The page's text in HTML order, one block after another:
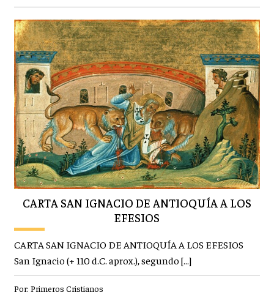
CARTA SAN IGNACIO DE ANTIOQUÍA A LOS
EFESIOS
CARTA SAN IGNACIO DE ANTIOQUÍA A LOS EFESIOS
San Ignacio (+ 110 d.C. aprox.), segundo […]
Por: Primeros Cristianos